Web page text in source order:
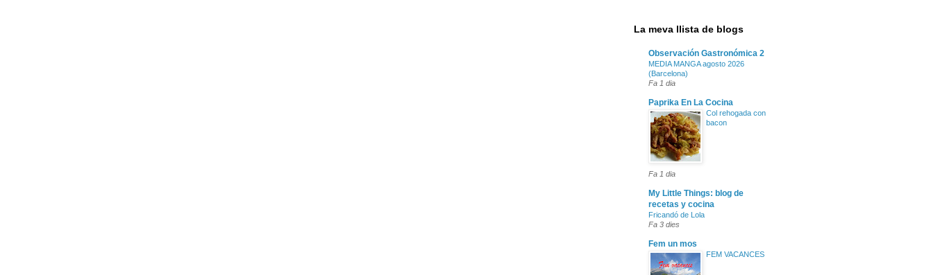
La meva llista de blogs
Observación Gastronómica 2
MEDIA MANGA agosto 2026
(Barcelona)
Fa 1 dia
Paprika En La Cocina
Col rehogada con
bacon
Fa 1 dia
My Little Things: blog de
recetas y cocina
Fricandó de Lola
Fa 3 dies
Fem un mos
FEM VACANCES